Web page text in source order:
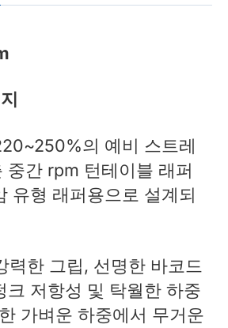
의 예비 스트레
중간 rpm 턴테이블 래퍼
유형 래퍼용으로 설계되
력한 그립, 선명한 바코드
크 저항성 및 탁월한 하중
가벼운 하중에서 무거운